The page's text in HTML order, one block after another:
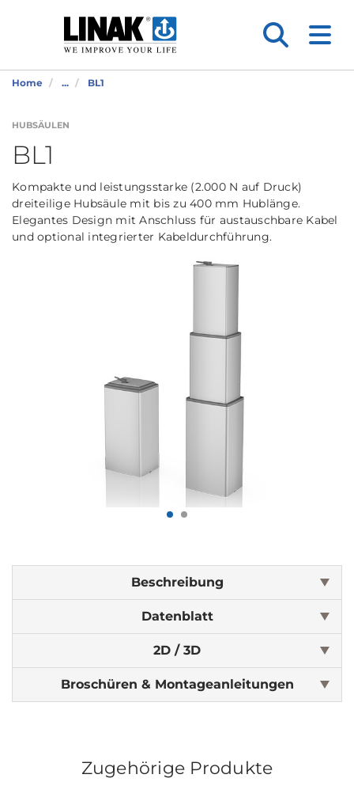
Home ... BL1
HUBSÄULEN
BL1
Kompakte und leistungsstarke (2.000 N auf Druck)
dreiteilige Hubsäule mit bis zu 400 mm Hublänge.
Elegantes Design mit Anschluss für austauschbare Kabel
und optional integrierter Kabeldurchführung.
Beschreibung
Datenblatt
2D / 3D
Broschüren & Montageanleitungen
Zugehörige Produkte